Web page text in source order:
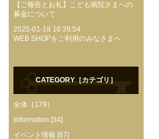
【ご報告とお礼】こども病院さまへの
募金について
2025-01-18 16:39:54
WEB SHOPをご利用のみなさまへ
CATEGORY［カテゴリ］
全体［179］
Information [34]
イベント情報 [67]